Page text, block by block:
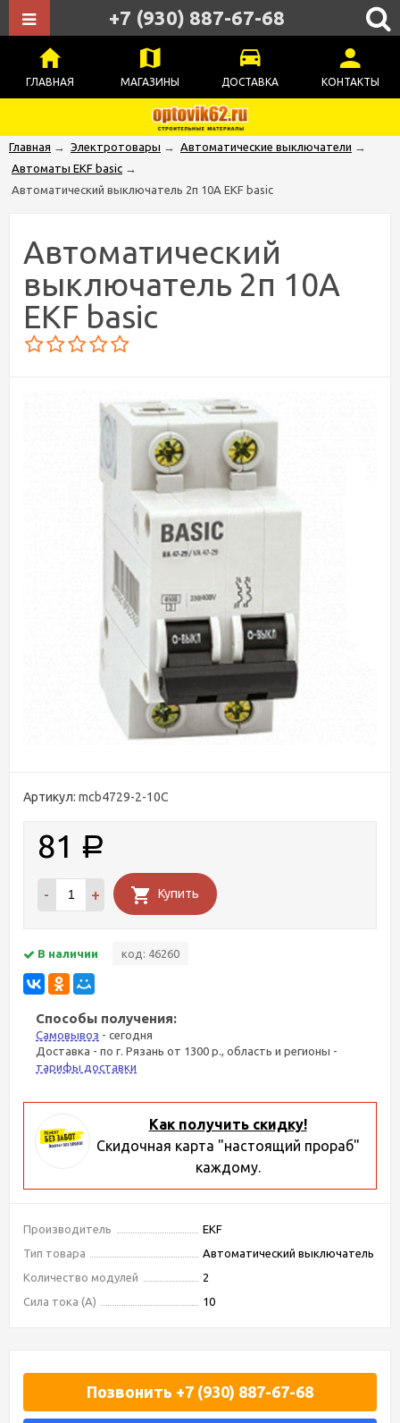
ГЛАВНАЯ МАГАЗИНЫ ДОСТАВКА КОНТАКТЫ
+7 (930) 887-67-68
Главная → Электротовары → Автоматические выключатели →
Автоматы EKF basic →
Автоматический выключатель 2п 10А EKF basic
Автоматический
выключатель 2п 10А
EKF basic
Артикул: mcb4729-2-10C
81 Р
- + Купить
В наличии код: 46260
Способы получения:
Самовывоз - сегодня
Доставка - по г. Рязань от 1300 р., область и регионы -
тарифы доставки
Как получить скидку!
Скидочная карта "настоящий прораб"
каждому.
Производитель
EKF
Тип товара
Автоматический выключатель
Количество модулей
2
Сила тока (А)
10
Позвонить +7 (930) 887-67-68